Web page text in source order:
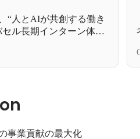
“人とAIが共創する働き
ル長期インターン体験
事業貢献の最大化